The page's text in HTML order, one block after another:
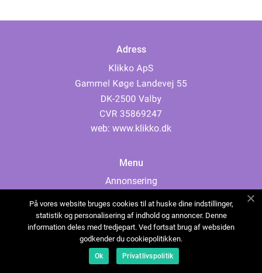
Adress
web: www.klikko.dk
Menu
Annonsering
Cookies
Kontakta oss
Sitemap
På vores website bruges cookies til at huske dine indstillinger,
statistik og personalisering af indhold og annoncer. Denne
information deles med tredjepart. Ved fortsat brug af websiden
godkender du cookiepolitikken.
Ok Privatlivspolitik